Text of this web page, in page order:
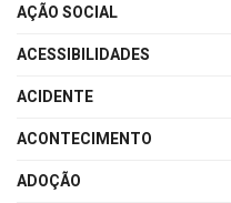
AÇÃO SOCIAL
ACESSIBILIDADES
ACIDENTE
ACONTECIMENTO
ADOÇÃO